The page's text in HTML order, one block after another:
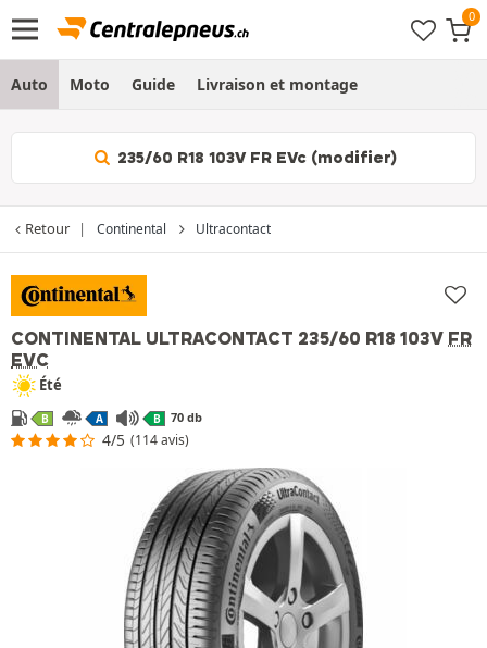
Auto Moto Guide Livraison et montage
235/60 R18 103V FR EVc (modifier)
Retour Continental Ultracontact
CONTINENTAL ULTRACONTACT 235/60 R18 103V FR
EVC
Été
B A B 70 db
4/5 (114 avis)